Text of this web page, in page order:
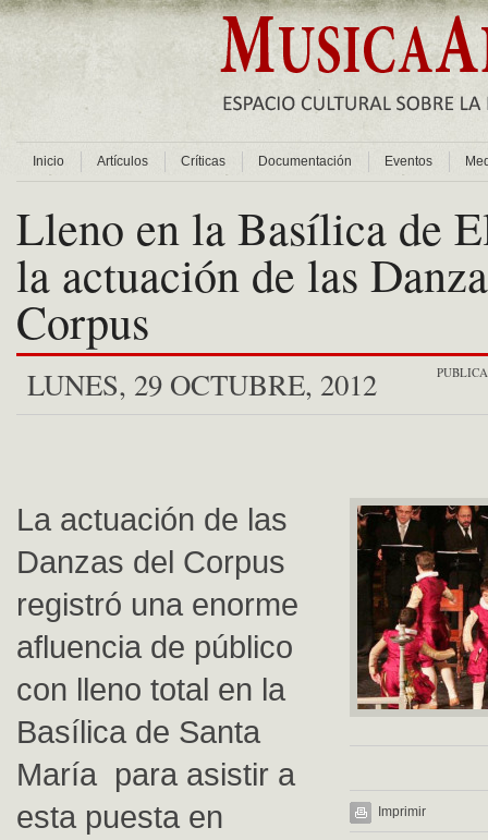
Inicio Artículos Críticas Documentación Eventos
Lleno en la Basílica de
la actuación de las
Corpus
LUNES, 29 OCTUBRE, 2012
Imprimir
La actuación de las
Danzas del Corpus
registró una enorme
afluencia de público
con lleno total en la
Basílica de Santa
María para asistir a
esta puesta en